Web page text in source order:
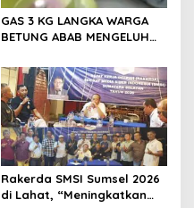
GAS 3 KG LANGKA WARGA
BETUNG ABAB MENGELUH
CARI GAS 3 KG
Rakerda SMSI Sumsel 2026
di Lahat, “Meningkatkan